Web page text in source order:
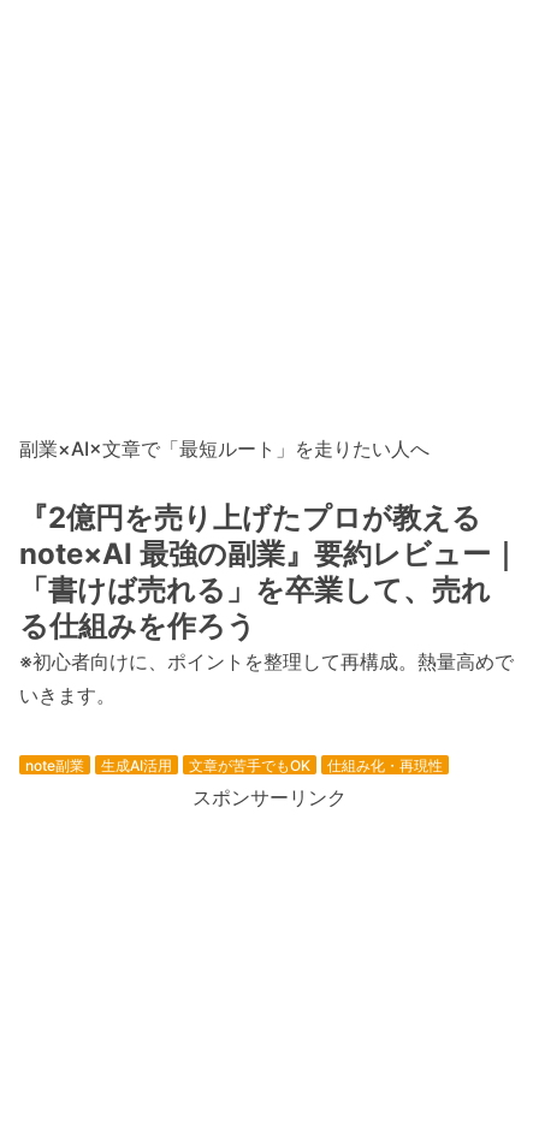
副業×AI×文章で「最短ルート」を走りたい人へ
『2億円を売り上げたプロが教える
note×AI 最強の副業』要約レビュー｜
「書けば売れる」を卒業して、売れ
る仕組みを作ろう
※初心者向けに、ポイントを整理して再構成。熱量高めで
いきます。
note副業 生成AI活用 文章が苦手でもOK 仕組み化・再現性
スポンサーリンク